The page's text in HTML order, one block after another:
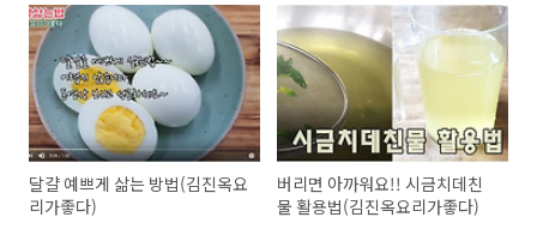
달걀 예쁘게 삶는 방법(김진옥요
리가좋다)
버리면 아까워요!! 시금치데친
물 활용법(김진옥요리가좋다)